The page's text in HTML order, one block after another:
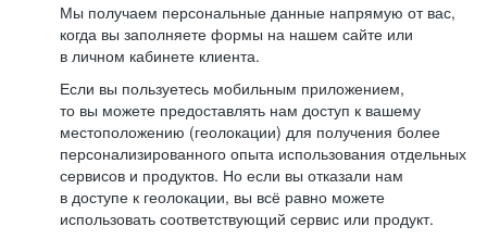
Мы получаем персональные данные напрямую от вас,
когда вы заполняете формы на нашем сайте или
в личном кабинете клиента.
Если вы пользуетесь мобильным приложением,
то вы можете предоставлять нам доступ к вашему
местоположению (геолокации) для получения более
персонализированного опыта использования отдельных
сервисов и продуктов. Но если вы отказали нам
в доступе к геолокации, вы всё равно можете
использовать соответствующий сервис или продукт.